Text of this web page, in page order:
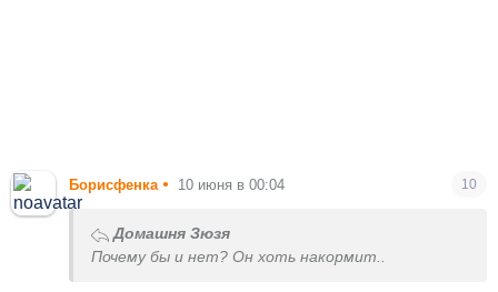
Борисфенка • 10 июня в 00:04 10
Домашня Зюзя
Почему бы и нет? Он хоть накормит..